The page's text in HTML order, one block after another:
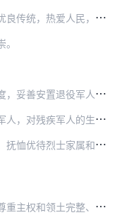
加社会主义现代化建设，完成抢险救灾等任务。
人，维护退役军人的合法权益。
生活和医疗依法给予特别保障。
和因公牺牲、病故军人的家属。
维护以联合国为核心的国际体系和以国际法为基础的国际秩序，坚持共同、…